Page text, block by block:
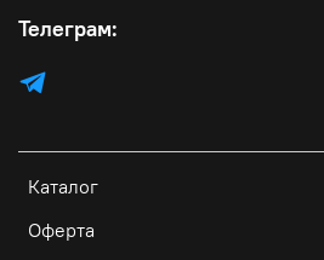
Каталог
Оферта
Телеграм: